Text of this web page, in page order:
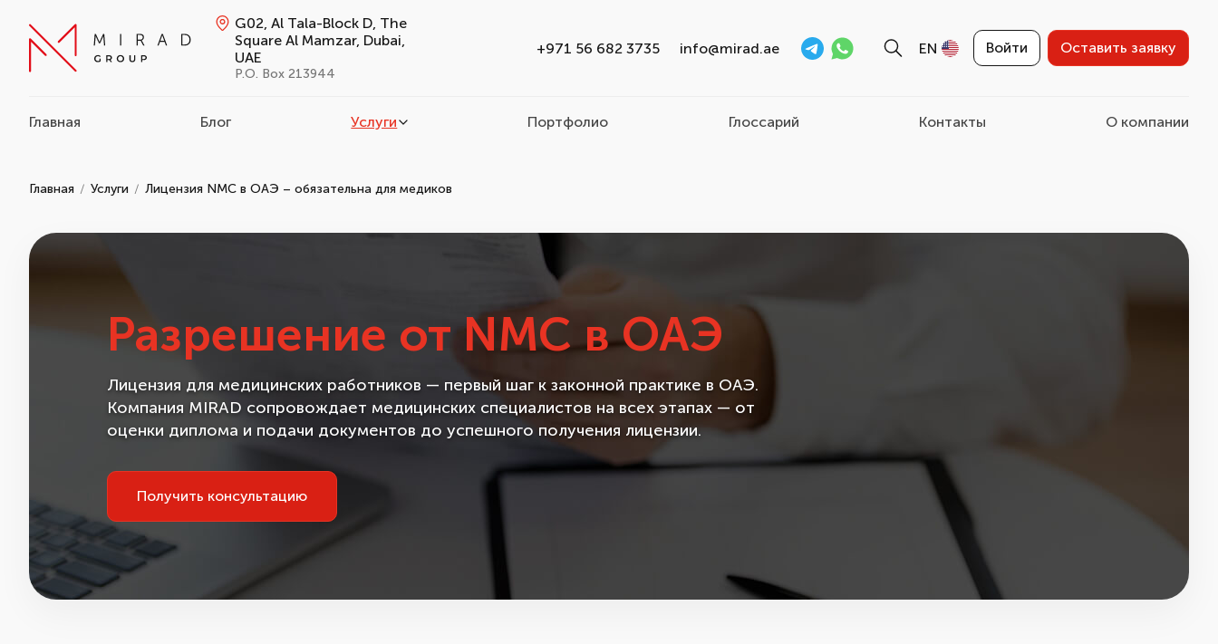
G02, Al Tala-Block D, The
Square Al Mamzar, Dubai,
UAE
P.O. Box 213944
+971 56 682 3735 info@mirad.ae EN Войти Оставить заявку
Главная Блог Услуги Портфолио Глоссарий Контакты О компании
Главная Услуги Лицензия NMC в ОАЭ – обязательна для медиков
Разрешение от NMC в ОАЭ
Лицензия для медицинских работников — первый шаг к законной практике в ОАЭ.
Компания MIRAD сопровождает медицинских специалистов на всех этапах — от
оценки диплома и подачи документов до успешного получения лицензии.
Получить консультацию